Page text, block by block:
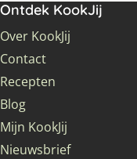
Ontdek KookJij
Over KookJij
Contact
Recepten
Blog
Mijn KookJij
Nieuwsbrief